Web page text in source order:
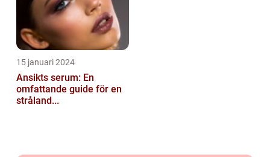
15 januari 2024
Ansikts serum: En
omfattande guide för en
stråland...